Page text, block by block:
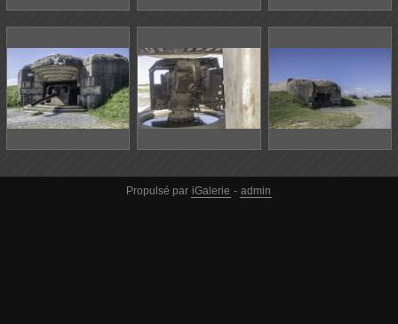
Propulsé par iGalerie - admin